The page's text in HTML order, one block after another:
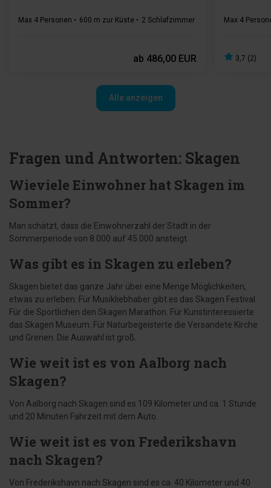
Max 4 Personen 600 m zur Küste 2 Schlafzimmer Gratis Wi-Fi 1
ab 486,00 EUR
Max 4
3,7 (2)
Alle anzeigen
Fragen und Antworten: Skagen
Wieviele Einwohner hat Skagen im
Sommer?
Man schätzt, dass die Einwohnerzahl der Stadt in der
Sommerperiode von 8.000 auf 45.000 ansteigt.
Was gibt es in Skagen zu erleben?
Skagen bietet das ganze Jahr über eine Menge Möglichkeiten,
etwas zu erleben. Für Musikliebhaber gibt es das Skagen Festival.
Für die Sportlichen den Skagen Marathon. Für Kunstinteressierte
das Skagen Museum. Für Naturbegeisterte die Versandete Kirche
und Grenen. Die Auswahl ist groß.
Wie weit ist es von Aalborg nach
Skagen?
Von Aalborg nach Skagen sind es 109 Kilometer und ca. 1 Stunde
und 20 Minuten Fahrzeit mit dem Auto.
Wie weit ist es von Frederikshavn
nach Skagen?
Von Frederikshavn nach Skagen sind es ca. 40 Kilometer und 40